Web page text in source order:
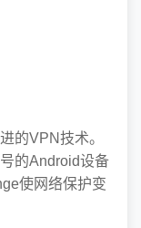
的VPN技术。
的Android设备
使网络保护变